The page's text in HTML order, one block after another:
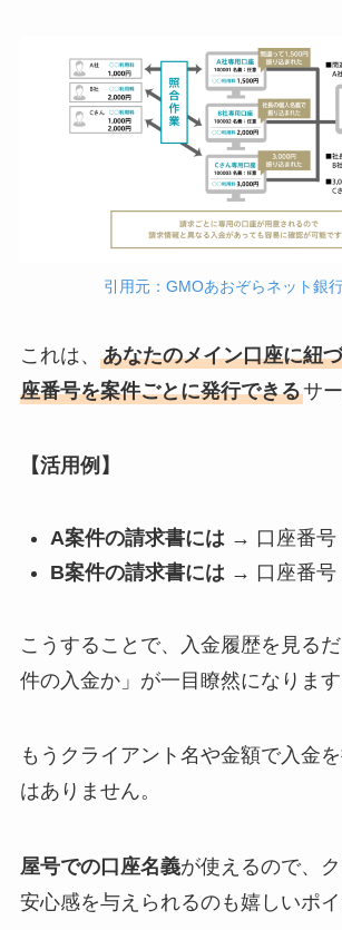
引用元：GMOあおぞらネット銀
これは、 あなたのメイン口座に紐
座番号を案件ごとに発行できるサ
【活用例】
A案件の請求書には→ 口座番号
B案件の請求書には → 口座番号
こうすることで、入金履歴を見る
件の入金か」が一目瞭然になります
もうクライアント名や金額で入金
はありません。
屋号での口座名義が使えるので、
安心感を与えられるのも嬉しいポイ